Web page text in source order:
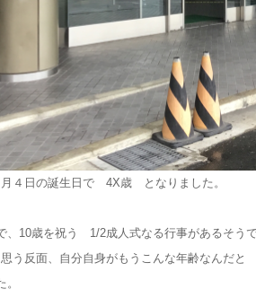
４日の誕生日で 4X歳 となりました。
、10歳を祝う 1/2成人式なる行事があるそうで
う反面、自分自身がもうこんな年齢なんだと